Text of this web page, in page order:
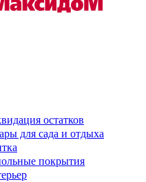
остатков
для сада и отдыха
покрытия